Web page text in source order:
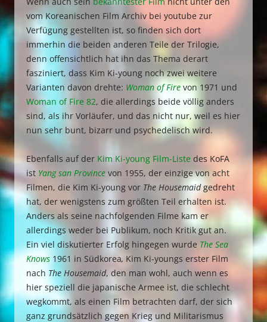
vom Koreanischen Film Archiv bei youtube zur
Verfügung gestellten ist, so finden sich dort
immerhin die beiden anderen Teile der Trilogie,
denn offensichtlich hat ihn das Thema derart
fasziniert, dass Kim Ki-young noch zwei weitere
Varianten davon drehte: Woman of Fire von 1971 und
Woman of Fire 82, die allerdings beide völlig anders
sind, als ihr Vorläufer, und das nicht nur, weil es hier
nun sehr bunt, bizarr und psychedelisch wird.
Ebenfalls auf der Kim Ki-young Film-Liste des KoFA
ist Yang san Province von 1955, der einzige von acht
Filmen, die Kim Ki-young vor The Housemaidgedreht
hat, der wenigstens zum größten Teil erhalten ist.
Anders als seine nachfolgenden Filme kam er
allerdings weder bei Publikum, noch Kritik gut an.
Ein viel diskutierter Erfolg hingegen wurde The Sea
Knows 1961 in Südkorea, Kim Ki-youngs erster Film
nach The Housemaid, den man wohl, auch wenn es
hier speziell die japanische Armee ist, die schlecht
wegkommt, als einen Film betrachten darf, der sich
ganz grundsätzlich gegen Krieg und Militarismus